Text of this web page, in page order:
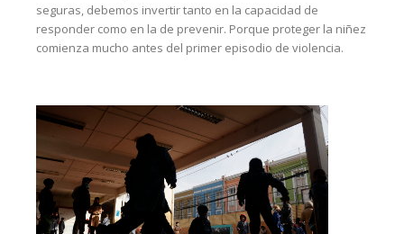
seguras, debemos invertir tanto en la capacidad de
responder como en la de prevenir. Porque proteger la niñez
comienza mucho antes del primer episodio de violencia.